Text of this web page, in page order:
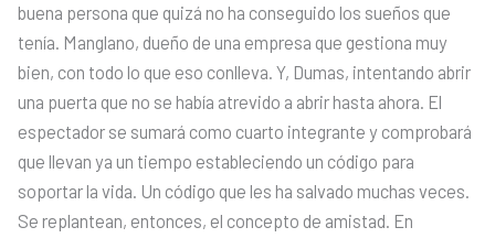
buena persona que quizá no ha conseguido los sueños que
tenía. Manglano, dueño de una empresa que gestiona muy
bien, con todo lo que eso conlleva. Y, Dumas, intentando abrir
una puerta que no se había atrevido a abrir hasta ahora. El
espectador se sumará como cuarto integrante y comprobará
que llevan ya un tiempo estableciendo un código para
soportar la vida. Un código que les ha salvado muchas veces.
Se replantean, entonces, el concepto de amistad. En